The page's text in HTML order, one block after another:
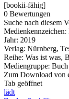
[bookii-fähig]
0 Bewertungen
Suche nach diesem
Medienkennzeichen:
Jahr: 2019
Verlag: Nürnberg,
Reihe: Was ist was,
Mediengruppe: Buch
Zum Download von
Tab geöffnet
lädt